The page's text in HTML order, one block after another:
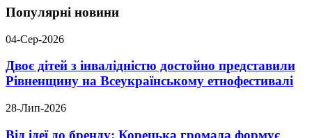
Популярні новини
04-Сер-2026
Двоє дітей з інвалідністю достойно представили
Рівненщину на Всеукраїнському етнофестивалі
28-Лип-2026
Від ідеї до бренду: Корецька громада формує